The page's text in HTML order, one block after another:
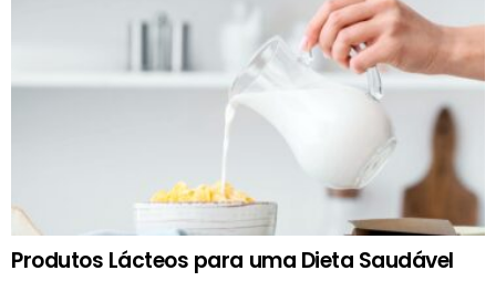
Produtos Lácteos para uma Dieta Saudável